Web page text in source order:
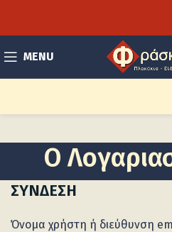
MENU
Ο
ΣΎΝΔΕΣΗ
Όνομα χρήστη ή διεύθυνση